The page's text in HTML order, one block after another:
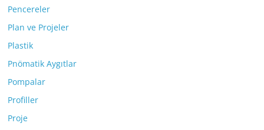
Pencereler
Plan ve Projeler
Plastik
Pnömatik Aygıtlar
Pompalar
Profiller
Proje